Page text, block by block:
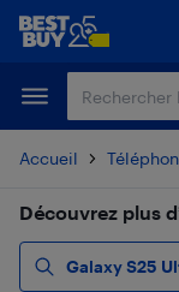
Passer
principal
Passer
Accueil
Découvrez plus
Galaxy S25